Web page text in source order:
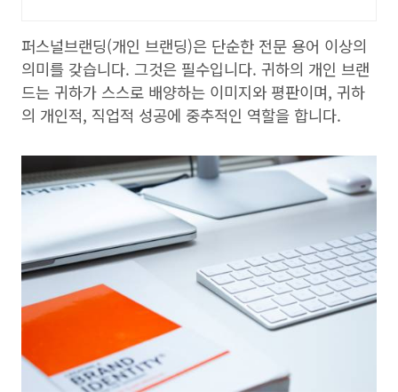
퍼스널브랜딩(개인 브랜딩)은 단순한 전문 용어 이상의
의미를 갖습니다. 그것은 필수입니다. 귀하의 개인 브랜
드는 귀하가 스스로 배양하는 이미지와 평판이며, 귀하
의 개인적, 직업적 성공에 중추적인 역할을 합니다.